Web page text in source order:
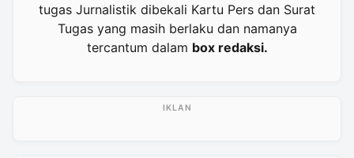
tugas Jurnalistik dibekali Kartu Pers dan Surat
Tugas yang masih berlaku dan namanya
tercantum dalam box redaksi.